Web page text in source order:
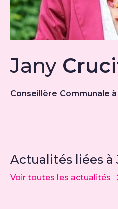
Jany
Conseillère Communale
Actualités liées à
Voir toutes les actualités